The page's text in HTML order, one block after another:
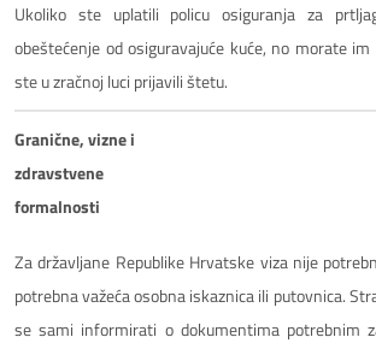
Ukoliko ste uplatili policu osiguranja za
obeštećenje od osiguravajuće kuće, no morate
ste u zračnoj luci prijavili štetu.
Granične, vizne i
zdravstvene
formalnosti
Za državljane Republike Hrvatske viza nije
potrebna važeća osobna iskaznica ili putovnica.
se sami informirati o dokumentima potrebnim